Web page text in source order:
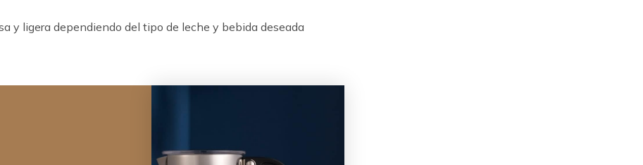
y ligera dependiendo del tipo de leche y bebida deseada